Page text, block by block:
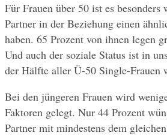
Für Frauen über 50 ist es besonders
Partner in der Beziehung einen
haben. 65 Prozent von ihnen legen
Und auch der soziale Status ist in
der Hälfte aller Ü-50 Single-Frauen
Bei den jüngeren Frauen wird
Faktoren gelegt. Nur 44 Prozent
Partner mit mindestens dem